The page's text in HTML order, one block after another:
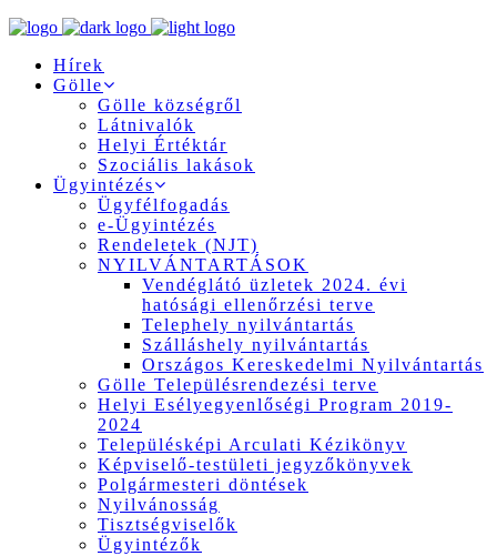
Hírek
Gölle
Gölle községről
Látnivalók
Helyi Értéktár
Szociális lakások
Ügyintézés
Ügyfélfogadás
e-Ügyintézés
Rendeletek (NJT)
NYILVÁNTARTÁSOK
Vendéglátó üzletek 2024. évi
hatósági ellenőrzési terve
Telephely nyilvántartás
Szálláshely nyilvántartás
Országos Kereskedelmi Nyilvántartás
Gölle Településrendezési terve
Helyi Esélyegyenlőségi Program 2019-
2024
Településképi Arculati Kézikönyv
Képviselő-testületi jegyzőkönyvek
Polgármesteri döntések
Nyilvánosság
Tisztségviselők
Ügyintézők